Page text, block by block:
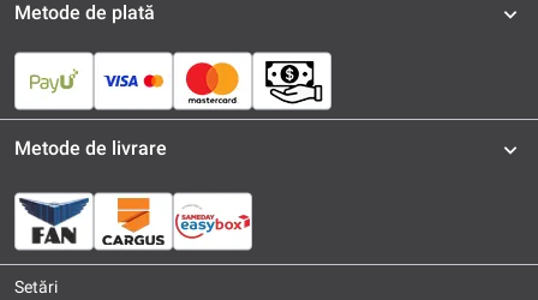
Metode de plată
Metode de livrare
Setări